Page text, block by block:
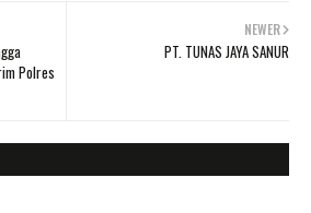
NEWER
PT. TUNAS JAYA SANUR
Polres